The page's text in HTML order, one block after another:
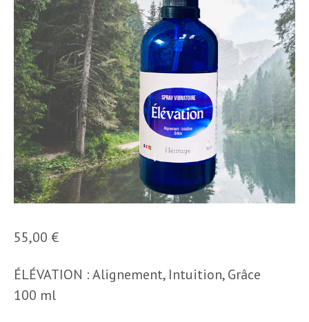
55,00 €
ÉLÉVATION : Alignement, Intuition, Grâce
100 ml